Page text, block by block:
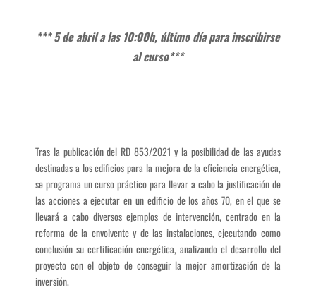
*** 5 de abril a las 10:00h, último día para inscribirse
al curso***
Tras la publicación del RD 853/2021 y la posibilidad de las ayudas
destinadas a los edificios para la mejora de la eficiencia energética,
se programa un curso práctico para llevar a cabo la justificación de
las acciones a ejecutar en un edificio de los años 70, en el que se
llevará a cabo diversos ejemplos de intervención, centrado en la
reforma de la envolvente y de las instalaciones, ejecutando como
conclusión su certificación energética, analizando el desarrollo del
proyecto con el objeto de conseguir la mejor amortización de la
inversión.